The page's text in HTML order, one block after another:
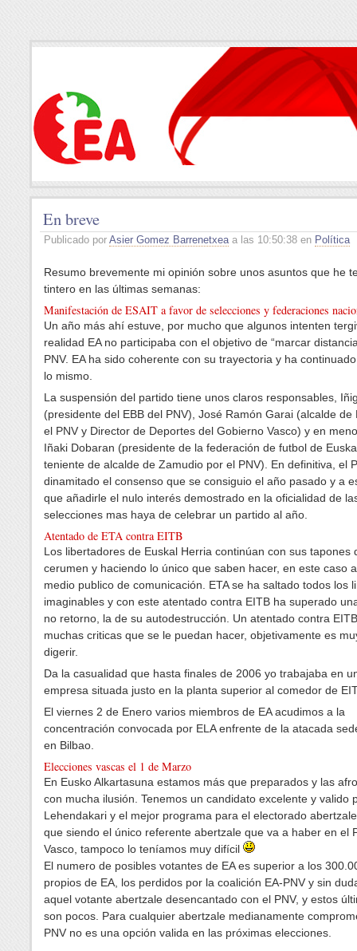
En breve
Publicado por Asier Gomez Barrenetxeaa las 10:50:38 en Política
Resumo brevemente mi opinión sobre unos asuntos que he
tintero en las últimas semanas:
Manifestación de ESAIT a favor de selecciones y federaciones
Un año más ahí estuve, por mucho que algunos intenten
realidad EA no participaba con el objetivo de “marcar
PNV. EA ha sido coherente con su trayectoria y ha
lo mismo.
La suspensión del partido tiene unos claros responsables,
(presidente del EBB del PNV), José Ramón Garai (alcalde de
el PNV y Director de Deportes del Gobierno Vasco) y en
Iñaki Dobaran (presidente de la federación de futbol de
teniente de alcalde de Zamudio por el PNV). En definitiva, el
dinamitado el consenso que se consiguio el año pasado y a
que añadirle el nulo interés demostrado en la oficialidad de
selecciones mas haya de celebrar un partido al año.
Atentado de ETA contra EITB
Los libertadores de Euskal Herria continúan con sus tapones
cerumen y haciendo lo único que saben hacer, en este caso
medio publico de comunicación. ETA se ha saltado todos los
imaginables y con este atentado contra EITB ha superado
no retorno, la de su autodestrucción. Un atentado contra
muchas criticas que se le puedan hacer, objetivamente es
digerir.
Da la casualidad que hasta finales de 2006 yo trabajaba en
empresa situada justo en la planta superior al comedor de
El viernes 2 de Enero varios miembros de EA acudimos a la
concentración convocada por ELA enfrente de la atacada
en Bilbao.
Elecciones vascas el 1 de Marzo
En Eusko Alkartasuna estamos más que preparados y las
con mucha ilusión. Tenemos un candidato excelente y valido
Lehendakari y el mejor programa para el electorado
que siendo el único referente abertzale que va a haber en el
Vasco, tampoco lo teníamos muy difícil
El numero de posibles votantes de EA es superior a los
propios de EA, los perdidos por la coalición EA-PNV y sin
aquel votante abertzale desencantado con el PNV, y estos
son pocos. Para cualquier abertzale medianamente
PNV no es una opción valida en las próximas elecciones.